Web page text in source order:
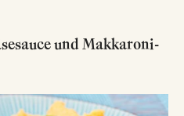
und Makkaroni-